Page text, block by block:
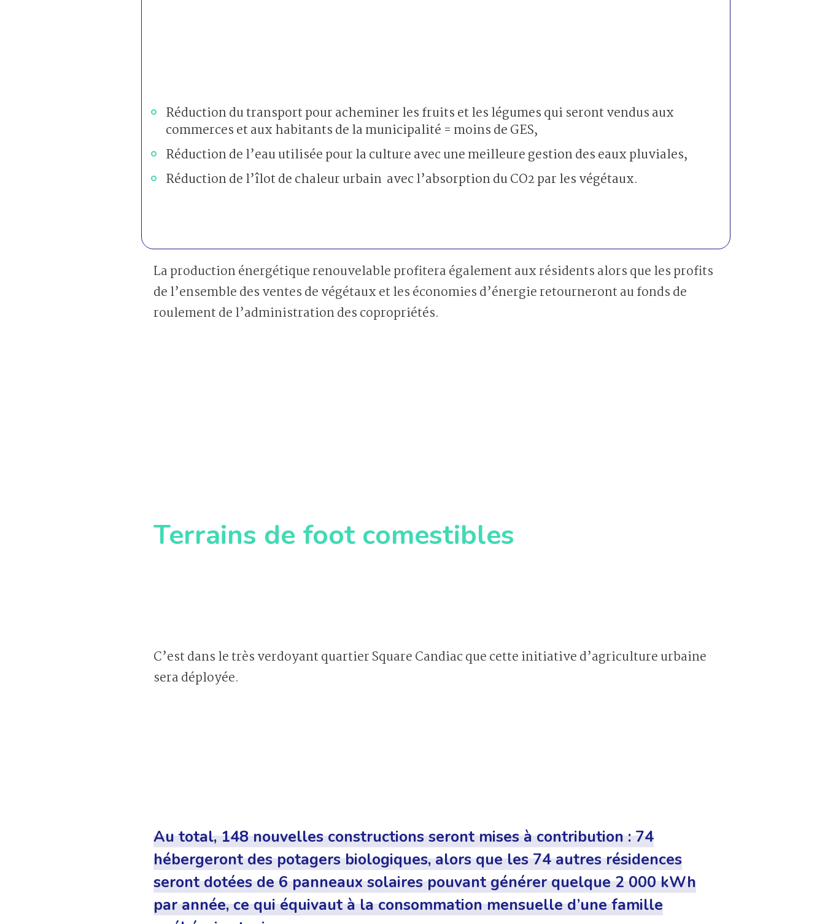
Réduction du transport pour acheminer les fruits et les légumes qui seront vendus aux
commerces et aux habitants de la municipalité = moins de GES,
Réduction de l’eau utilisée pour la culture avec une meilleure gestion des eaux pluviales,
Réduction de l’îlot de chaleur urbain avec l’absorption du CO2 par les végétaux.
La production énergétique renouvelable profitera également aux résidents alors que les profits
de l’ensemble des ventes de végétaux et les économies d’énergie retourneront au fonds de
roulement de l’administration des copropriétés.
Terrains de foot comestibles
C’est dans le très verdoyant quartier Square Candiac que cette initiative d’agriculture urbaine
sera déployée.
Au total, 148 nouvelles constructions seront mises à contribution : 74
hébergeront des potagers biologiques, alors que les 74 autres résidences
seront dotées de 6 panneaux solaires pouvant générer quelque 2 000 kWh
par année, ce qui équivaut à la consommation mensuelle d’une famille